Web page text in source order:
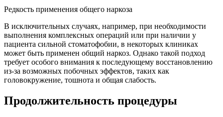
Редкость применения общего наркоза
В исключительных случаях, например, при необходимости
выполнения комплексных операций или при наличии у
пациента сильной стоматофобии, в некоторых клиниках
может быть применен общий наркоз. Однако такой подход
требует особого внимания к последующему восстановлению
из-за возможных побочных эффектов, таких как
головокружение, тошнота и общая слабость.
Продолжительность процедуры